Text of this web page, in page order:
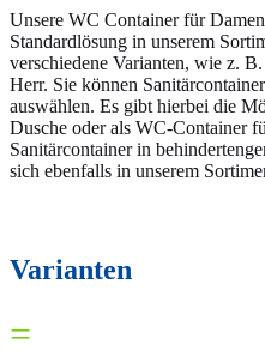
Unsere WC Container für
Standardlösung in unserem
verschiedene Varianten, wie z.
Herr. Sie können
auswählen. Es gibt hierbei die
Dusche oder als WC-Container
Sanitärcontainer in
sich ebenfalls in unserem
Varianten
=